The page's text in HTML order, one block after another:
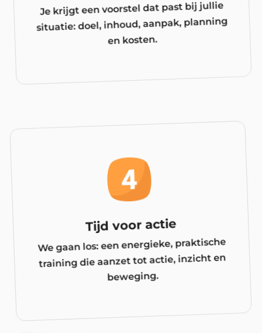
Je krijgt een voorstel dat past bij jullie
situatie: doel, inhoud, aanpak, planning
en kosten.
Tijd voor actie
We gaan los: een energieke, praktische
training die aanzet tot actie, inzicht en
beweging.